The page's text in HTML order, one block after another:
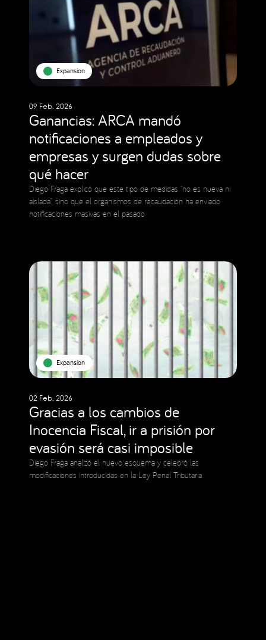
Expansion
09 Feb. 2026
Ganancias: ARCA mandó
notificaciones a empleados y
empresas y surgen dudas sobre
qué hacer
Diego Fraga explicó que este tipo de medidas “no es nueva ni
aislada”, sino que el organismos de recaudación ha enviado
notificaciones masivas en el pasado
Expansion
02 Feb. 2026
Gracias a los cambios de
Inocencia Fiscal, ir a prisión por
evasión será casi imposible
Diego Fraga analizó el nuevo esquema y celebró las
modificaciones introducidas en la Ley Penal Tributaria